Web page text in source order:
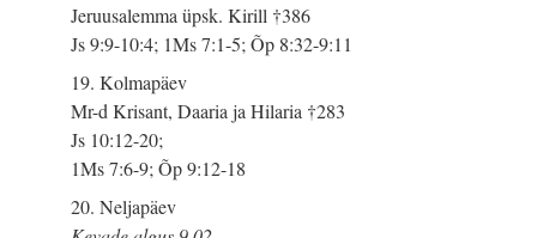
Jeruusalemma üpsk. Kirill †386
Js 9:9-10:4; 1Ms 7:1-5; Õp 8:32-9:11
19. Kolmapäev
Mr-d Krisant, Daaria ja Hilaria †283
Js 10:12-20;
1Ms 7:6-9; Õp 9:12-18
20. Neljapäev